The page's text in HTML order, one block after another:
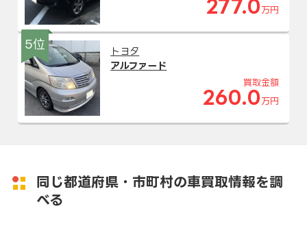
277.0 万円
5位
トヨタ
アルファード
買取金額
260.0 万円
同じ都道府県・市町村の車買取情報を調
べる